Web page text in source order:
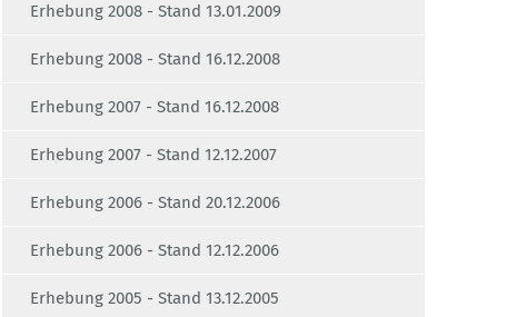
Erhebung 2008 - Stand 13.01.2009
Erhebung 2008 - Stand 16.12.2008
Erhebung 2007 - Stand 16.12.2008
Erhebung 2007 - Stand 12.12.2007
Erhebung 2006 - Stand 20.12.2006
Erhebung 2006 - Stand 12.12.2006
Erhebung 2005 - Stand 13.12.2005